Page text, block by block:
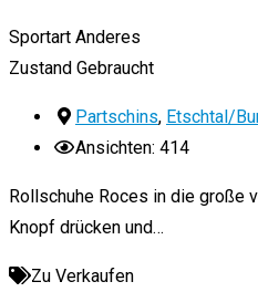
Sportart Anderes
Zustand Gebraucht
Partschins, Etschtal/
Ansichten: 414
Rollschuhe Roces in die große
Knopf drücken und…
Zu Verkaufen